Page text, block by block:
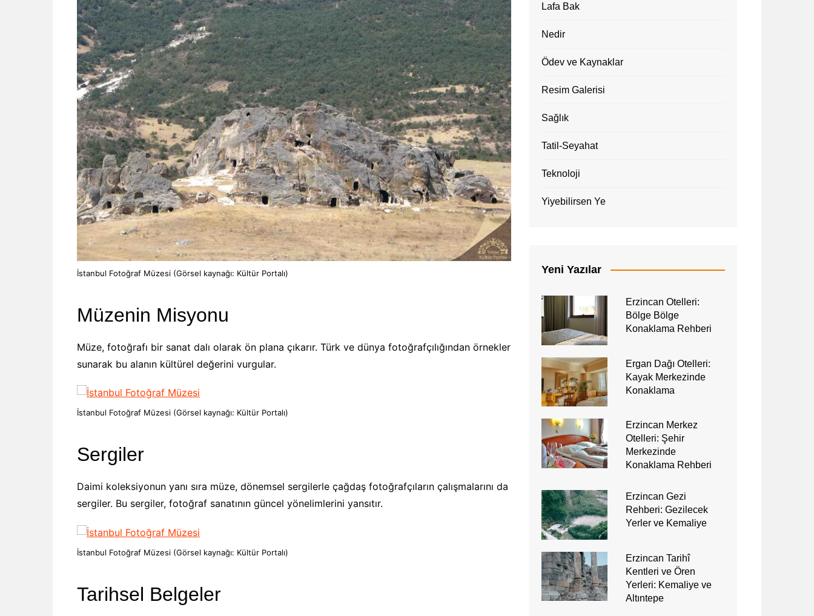
İstanbul Fotoğraf Müzesi (Görsel kaynağı: Kültür Portalı)
Müzenin Misyonu
Müze, fotoğrafı bir sanat dalı olarak ön plana çıkarır. Türk ve dünya fotoğrafçılığından örnekler
sunarak bu alanın kültürel değerini vurgular.
İstanbul Fotoğraf Müzesi (Görsel kaynağı: Kültür Portalı)
Sergiler
Daimi koleksiyonun yanı sıra müze, dönemsel sergilerle çağdaş fotoğrafçıların çalışmalarını da
sergiler. Bu sergiler, fotoğraf sanatının güncel yönelimlerini yansıtır.
İstanbul Fotoğraf Müzesi (Görsel kaynağı: Kültür Portalı)
Tarihsel Belgeler
Lafa Bak
Nedir
Ödev ve Kaynaklar
Resim Galerisi
Sağlık
Tatil-Seyahat
Teknoloji
Yiyebilirsen Ye
Yeni Yazılar
Erzincan Otelleri:
Bölge Bölge
Konaklama Rehberi
Ergan Dağı Otelleri:
Kayak Merkezinde
Konaklama
Erzincan Merkez
Otelleri: Şehir
Merkezinde
Konaklama Rehberi
Erzincan Gezi
Rehberi: Gezilecek
Yerler ve Kemaliye
Erzincan Tarihî
Kentleri ve Ören
Yerleri: Kemaliye ve
Altıntepe